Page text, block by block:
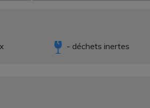
- déchets inertes